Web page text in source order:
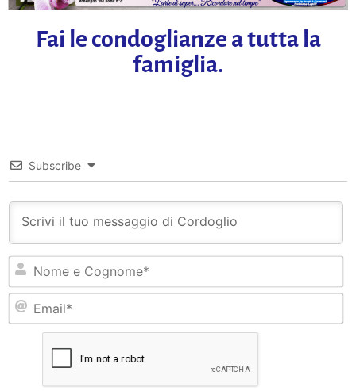
Fai le condoglianze a tutta la
famiglia.
Subscribe